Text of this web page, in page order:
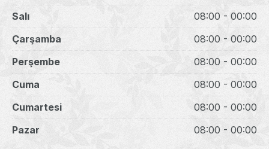
Salı
08:00 - 00:00
Çarşamba
08:00 - 00:00
Perşembe
08:00 - 00:00
Cuma
08:00 - 00:00
Cumartesi
08:00 - 00:00
Pazar
08:00 - 00:00
Previous